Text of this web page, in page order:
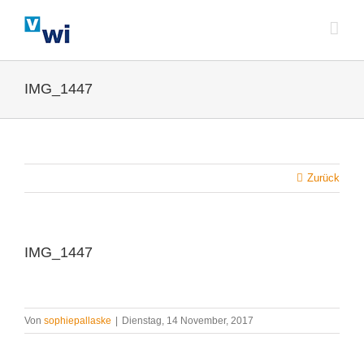
IMG_1447
Zurück
IMG_1447
Von sophiepallaske | Dienstag, 14 November, 2017